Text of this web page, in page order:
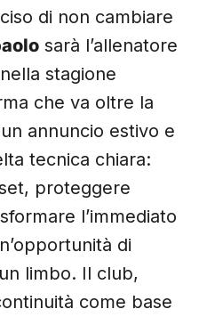
di non cambiare
sarà l’allenatore
stagione
che va oltre la
annuncio estivo e
tecnica chiara:
proteggere
l’immediato
di
limbo. Il club,
come base